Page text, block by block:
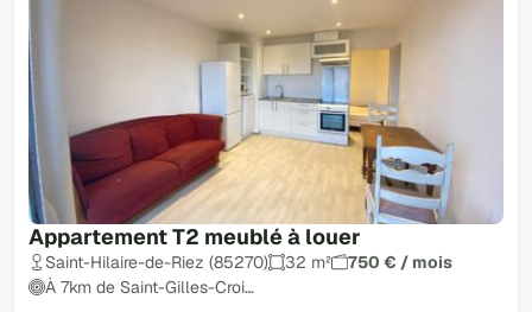
Appartement T2 meublé à louer
Saint-Hilaire-de-Riez (85270) 32 m²
750 € / mois
À 7km de Saint-Gilles-Croi…